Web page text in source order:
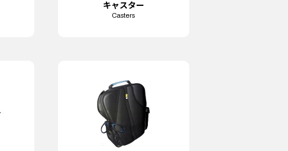
キャスター
Casters